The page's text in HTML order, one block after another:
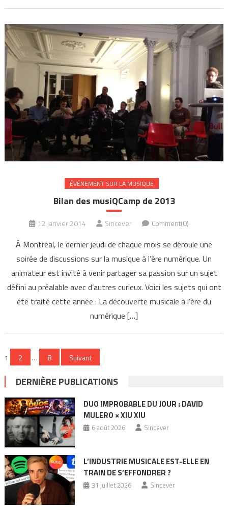
ÉVÉNEMENT SUR LA MUSIQUE
Bilan des musiQCamp de 2013
12 janvier 2014 Sincever Comment(0)
À Montréal, le dernier jeudi de chaque mois se déroule une
soirée de discussions sur la musique à l’ère numérique. Un
animateur est invité à venir partager sa passion sur un sujet
défini au préalable avec d’autres curieux. Voici les sujets qui ont
été traité cette année : La découverte musicale à l’ère du
numérique […]
Pagination
des
publications
1 2 … 8 Suivant
DERNIÈRE PUBLICATIONS
DUO IMPROBABLE DU JOUR : DAVID
MULERO × XIU XIU
6 août 2026 Sincever
L’INDUSTRIE MUSICALE EST-ELLE EN
TRAIN DE S’EFFONDRER ?
31 juillet 2026 Sincever